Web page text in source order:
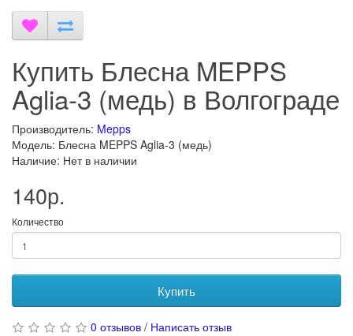
Купить Блесна MEPPS
Aglia-3 (медь) в Волгограде
Производитель: Mepps
Модель: Блесна MEPPS Aglia-3 (медь)
Наличие: Нет в наличии
140р.
Количество
Купить
0 отзывов / Написать отзыв